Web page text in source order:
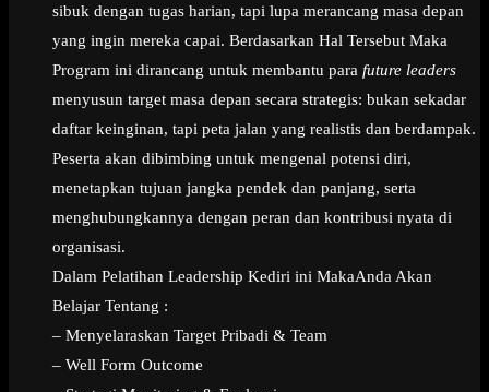
sibuk dengan tugas harian, tapi lupa merancang masa depan
yang ingin mereka capai. Berdasarkan Hal Tersebut Maka
Program ini dirancang untuk membantu para future leaders
menyusun target masa depan secara strategis: bukan sekadar
daftar keinginan, tapi peta jalan yang realistis dan berdampak.
Peserta akan dibimbing untuk mengenal potensi diri,
menetapkan tujuan jangka pendek dan panjang, serta
menghubungkannya dengan peran dan kontribusi nyata di
organisasi.
Dalam Pelatihan Leadership Kediri ini MakaAnda Akan
Belajar Tentang :
– Menyelaraskan Target Pribadi & Team
– Well Form Outcome